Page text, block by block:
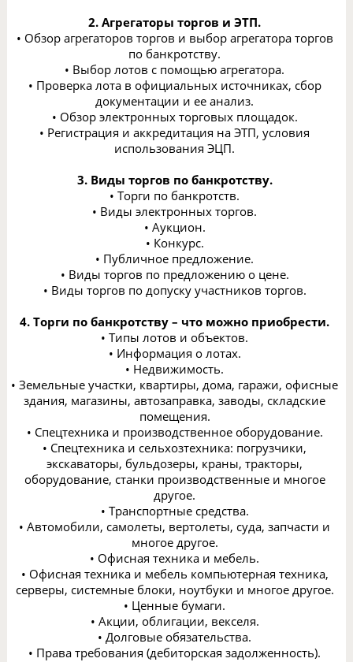
2. Агрегаторы торгов и ЭТП.
• Обзор агрегаторов торгов и выбор агрегатора торгов
по банкротству.
• Выбор лотов с помощью агрегатора.
• Проверка лота в официальных источниках, сбор
документации и ее анализ.
• Обзор электронных торговых площадок.
• Регистрация и аккредитация на ЭТП, условия
использования ЭЦП.
3. Виды торгов по банкротству.
• Торги по банкротств.
• Виды электронных торгов.
• Аукцион.
• Конкурс.
• Публичное предложение.
• Виды торгов по предложению о цене.
• Виды торгов по допуску участников торгов.
4. Торги по банкротству – что можно приобрести.
• Типы лотов и объектов.
• Информация о лотах.
• Недвижимость.
• Земельные участки, квартиры, дома, гаражи, офисные
здания, магазины, автозаправка, заводы, складские
помещения.
• Спецтехника и производственное оборудование.
• Спецтехника и сельхозтехника: погрузчики,
экскаваторы, бульдозеры, краны, тракторы,
оборудование, станки производственные и многое
другое.
• Транспортные средства.
• Автомобили, самолеты, вертолеты, суда, запчасти и
многое другое.
• Офисная техника и мебель.
• Офисная техника и мебель компьютерная техника,
серверы, системные блоки, ноутбуки и многое другое.
• Ценные бумаги.
• Акции, облигации, векселя.
• Долговые обязательства.
• Права требования (дебиторская задолженность).